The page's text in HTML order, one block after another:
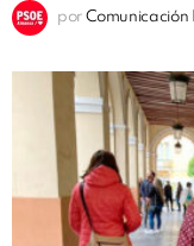
por Comunicación